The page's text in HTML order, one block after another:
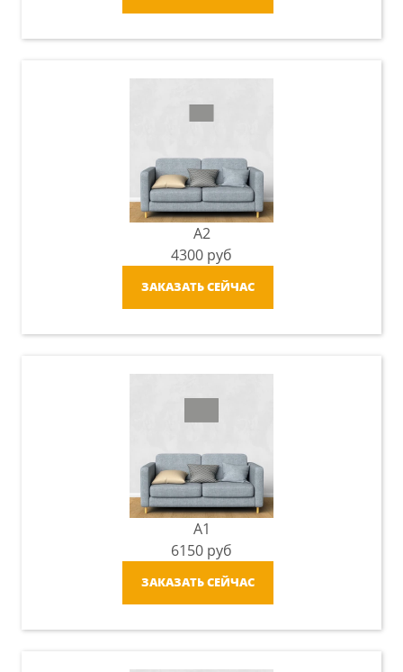
A2
4300 руб
ЗАКАЗАТЬ СЕЙЧАС
A1
6150 руб
ЗАКАЗАТЬ СЕЙЧАС